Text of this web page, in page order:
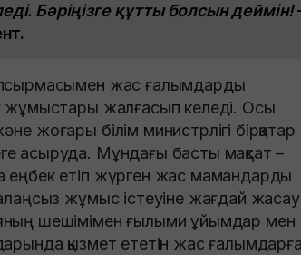
Бәріңізге құтты болсын деймін!
жас ғалымдарды
жұмыстары жалғасып келеді. Осы
жоғары білім министрлігі бірқатар
асыруда. Мұндағы басты мақсат –
еңбек етіп жүрген жас мамандарды
жұмыс істеуіне жағдай
шешімімен ғылыми ұйымдар мен
қызмет ететін жас